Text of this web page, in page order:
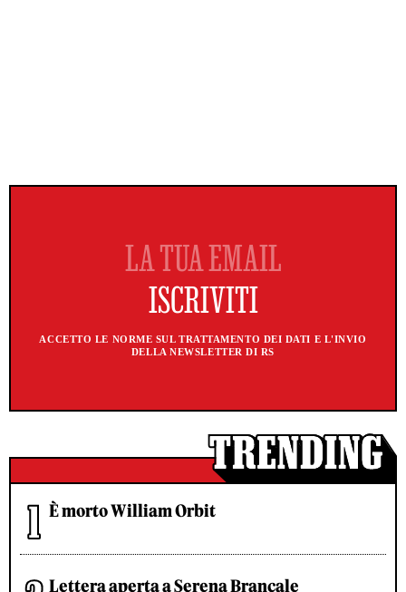
ACCETTO LE NORME SUL TRATTAMENTO DEI DATI E L'INVIO
DELLA NEWSLETTER DI RS
È morto William Orbit
Lettera aperta a Serena Brancale